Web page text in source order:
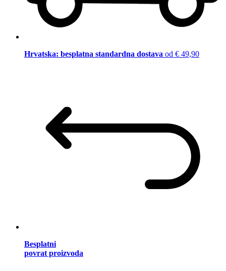
Hrvatska: besplatna standardna dostava od € 49,90
Besplatni
povrat proizvoda